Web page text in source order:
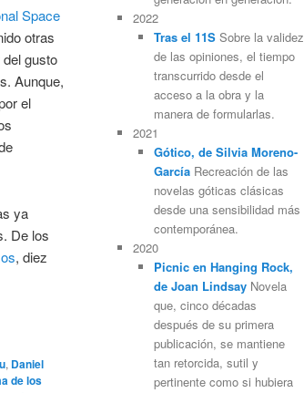
Space
otras
gusto
Aunque,
el
ya
De los
, diez
, Daniel
de los
2022
Tras el 11SSobre la validez
de las opiniones, el tiempo
transcurrido desde el
acceso a la obra y la
manera de formularlas.
2021
Gótico, de Silvia Moreno-
GarcíaRecreación de las
novelas góticas clásicas
desde una sensibilidad más
contemporánea.
2020
Picnic en Hanging Rock,
de Joan LindsayNovela
que, cinco décadas
después de su primera
publicación, se mantiene
tan retorcida, sutil y
pertinente como si hubiera